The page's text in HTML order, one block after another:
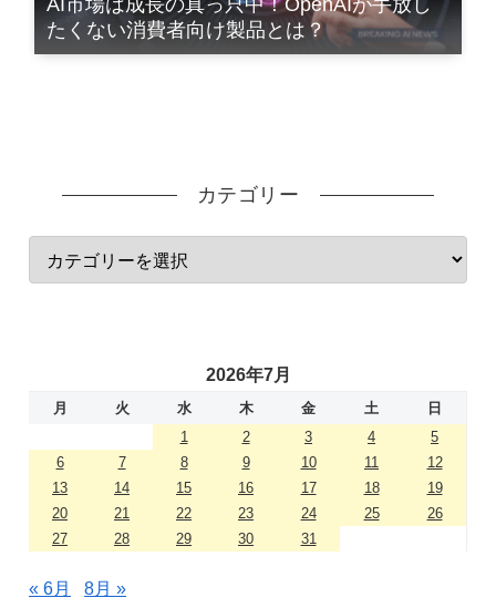
たくない消費者向け製品とは？
カテゴリー
2026年7月
月 火 水 木 金 土
日
1
2 3 4
5
6
7 8 9 10 11
12
13
14 15 16 17 18
19
20
21 22 23 24 25
26
27
28 29 30 31
« 6月 8月 »